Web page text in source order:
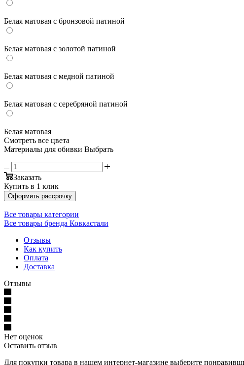
Белая матовая с бронзовой патиной
Белая матовая с золотой патиной
Белая матовая с медной патиной
Белая матовая с серебряной патиной
Белая матовая
Смотреть все цвета
Материалы для обивки Выбрать
Заказать
Купить в 1 клик
Оформить рассрочку
Все товары категории
Все товары бренда Ковкастали
Отзывы
Как купить
Оплата
Доставка
Отзывы
Нет оценок
Оставить отзыв
Для покупки товара в нашем интернет-магазине выберите